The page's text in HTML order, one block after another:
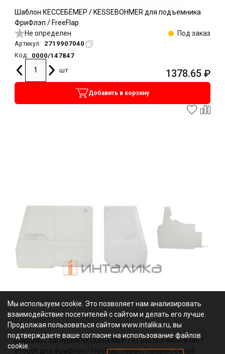
Шаблон КЕССЕБЁМЕР / KESSEBOHMER для подъемника
ФриФлэп / FreeFlap
Не определен
Под заказ
Артикул: 2719907040
Код:
0000/147847
шт
1378.65 ₽
Добавить в корзину
Комплект заглушек КЕССЕБЁМЕР / KESSEBOHMER еТач /
eTouch для ФриФлэп / FreeFlap, левая / правая, белый
Мы используем cookie. Это позволяет нам анализировать
взаимодействие посетителей с сайтом и делать его лучше.
Продолжая пользоваться сайтом www.intalika.ru, вы
подтверждаете ваше согласие на использование файлов
cookie.